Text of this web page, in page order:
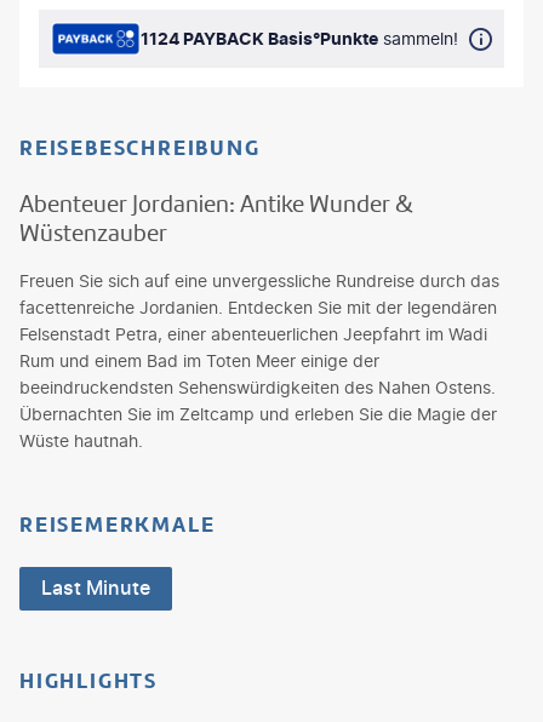
1124 PAYBACK Basis°Punkte sammeln!
REISEBESCHREIBUNG
Abenteuer Jordanien: Antike Wunder &
Wüstenzauber
Freuen Sie sich auf eine unvergessliche Rundreise durch das
facettenreiche Jordanien. Entdecken Sie mit der legendären
Felsenstadt Petra, einer abenteuerlichen Jeepfahrt im Wadi
Rum und einem Bad im Toten Meer einige der
beeindruckendsten Sehenswürdigkeiten des Nahen Ostens.
Übernachten Sie im Zeltcamp und erleben Sie die Magie der
Wüste hautnah.
REISEMERKMALE
Last Minute
HIGHLIGHTS